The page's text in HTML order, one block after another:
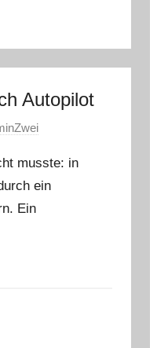
Autopilot
musste: in
ein
Ein